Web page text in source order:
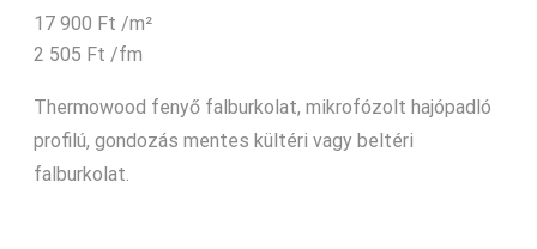
17 900 Ft /m²
2 505 Ft /fm
Thermowood fenyő falburkolat, mikrofózolt hajópadló
profilú, gondozás mentes kültéri vagy beltéri
falburkolat.